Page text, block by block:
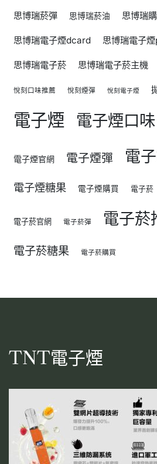
思博瑞菸彈 思博瑞菸油 思博瑞
思博瑞電子煙dcard 思博瑞電子
思博瑞電子菸 思博瑞電子菸主機
悅刻口味推薦 悅刻煙彈 悅刻電子煙
電子煙 電子煙口味
電子煙官網 電子煙彈 電
電子煙糖果 電子煙購買 電子菸
電子菸官網 電子菸彈 電子菸
電子菸糖果 電子菸購買
TNT電子煙